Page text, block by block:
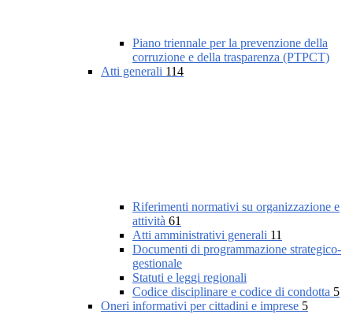
Piano triennale per la prevenzione della
corruzione e della trasparenza (PTPCT)
Atti generali 114
Riferimenti normativi su organizzazione e
attività 61
Atti amministrativi generali 11
Documenti di programmazione strategico-
gestionale
Statuti e leggi regionali
Codice disciplinare e codice di condotta 5
Oneri informativi per cittadini e imprese 5